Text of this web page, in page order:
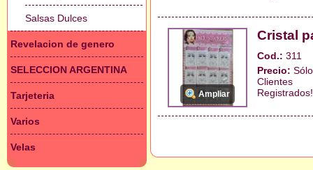
Salsas Dulces
Revelacion de genero
SELECCION ARGENTINA
Tarjeteria
Varios
Velas
Ampliar
Cristal
Cod.: 311
Precio:
Clientes
Registrados!